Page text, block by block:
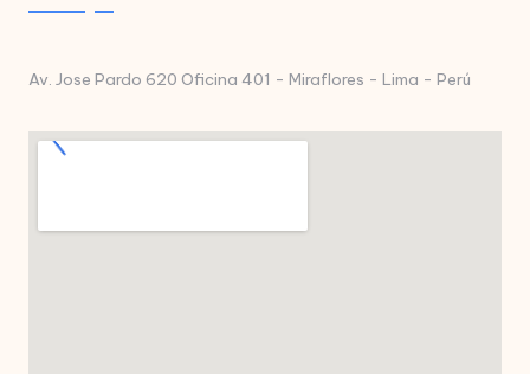
Av. Jose Pardo 620 Oficina 401 - Miraflores - Lima - Perú